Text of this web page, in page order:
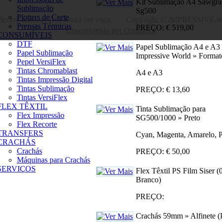
Kit Sublimação A4
Sg500
PREÇO: € 519,00
Sublimação
Plotters de Corte
Prensas Térmicas
Papel Sublimação A4 e A3
Impressive World »
A4 e A3
PREÇO: € 13,60
Tinta Sublimação para
SG500/1000 » Preto
Cyan, Magenta, Amarelo,
PREÇO: € 50,00
DTF
Papel Sublimação
Pepel VersiFlex
Tintas Chromablast
Tintas Impressão Digital
Tintas Sublimação
Tintas VersiFlex
TÊXTIL
Flex Têxtil PS Film Siser
Branco)
PREÇO:
Flex Impressão
Flex Recorte
Crachás 59mm » Alfinete
Crachás
Máquinas para Crachás
acrescer IVA à taxa em vigor
Desenvolvido por Optimeios